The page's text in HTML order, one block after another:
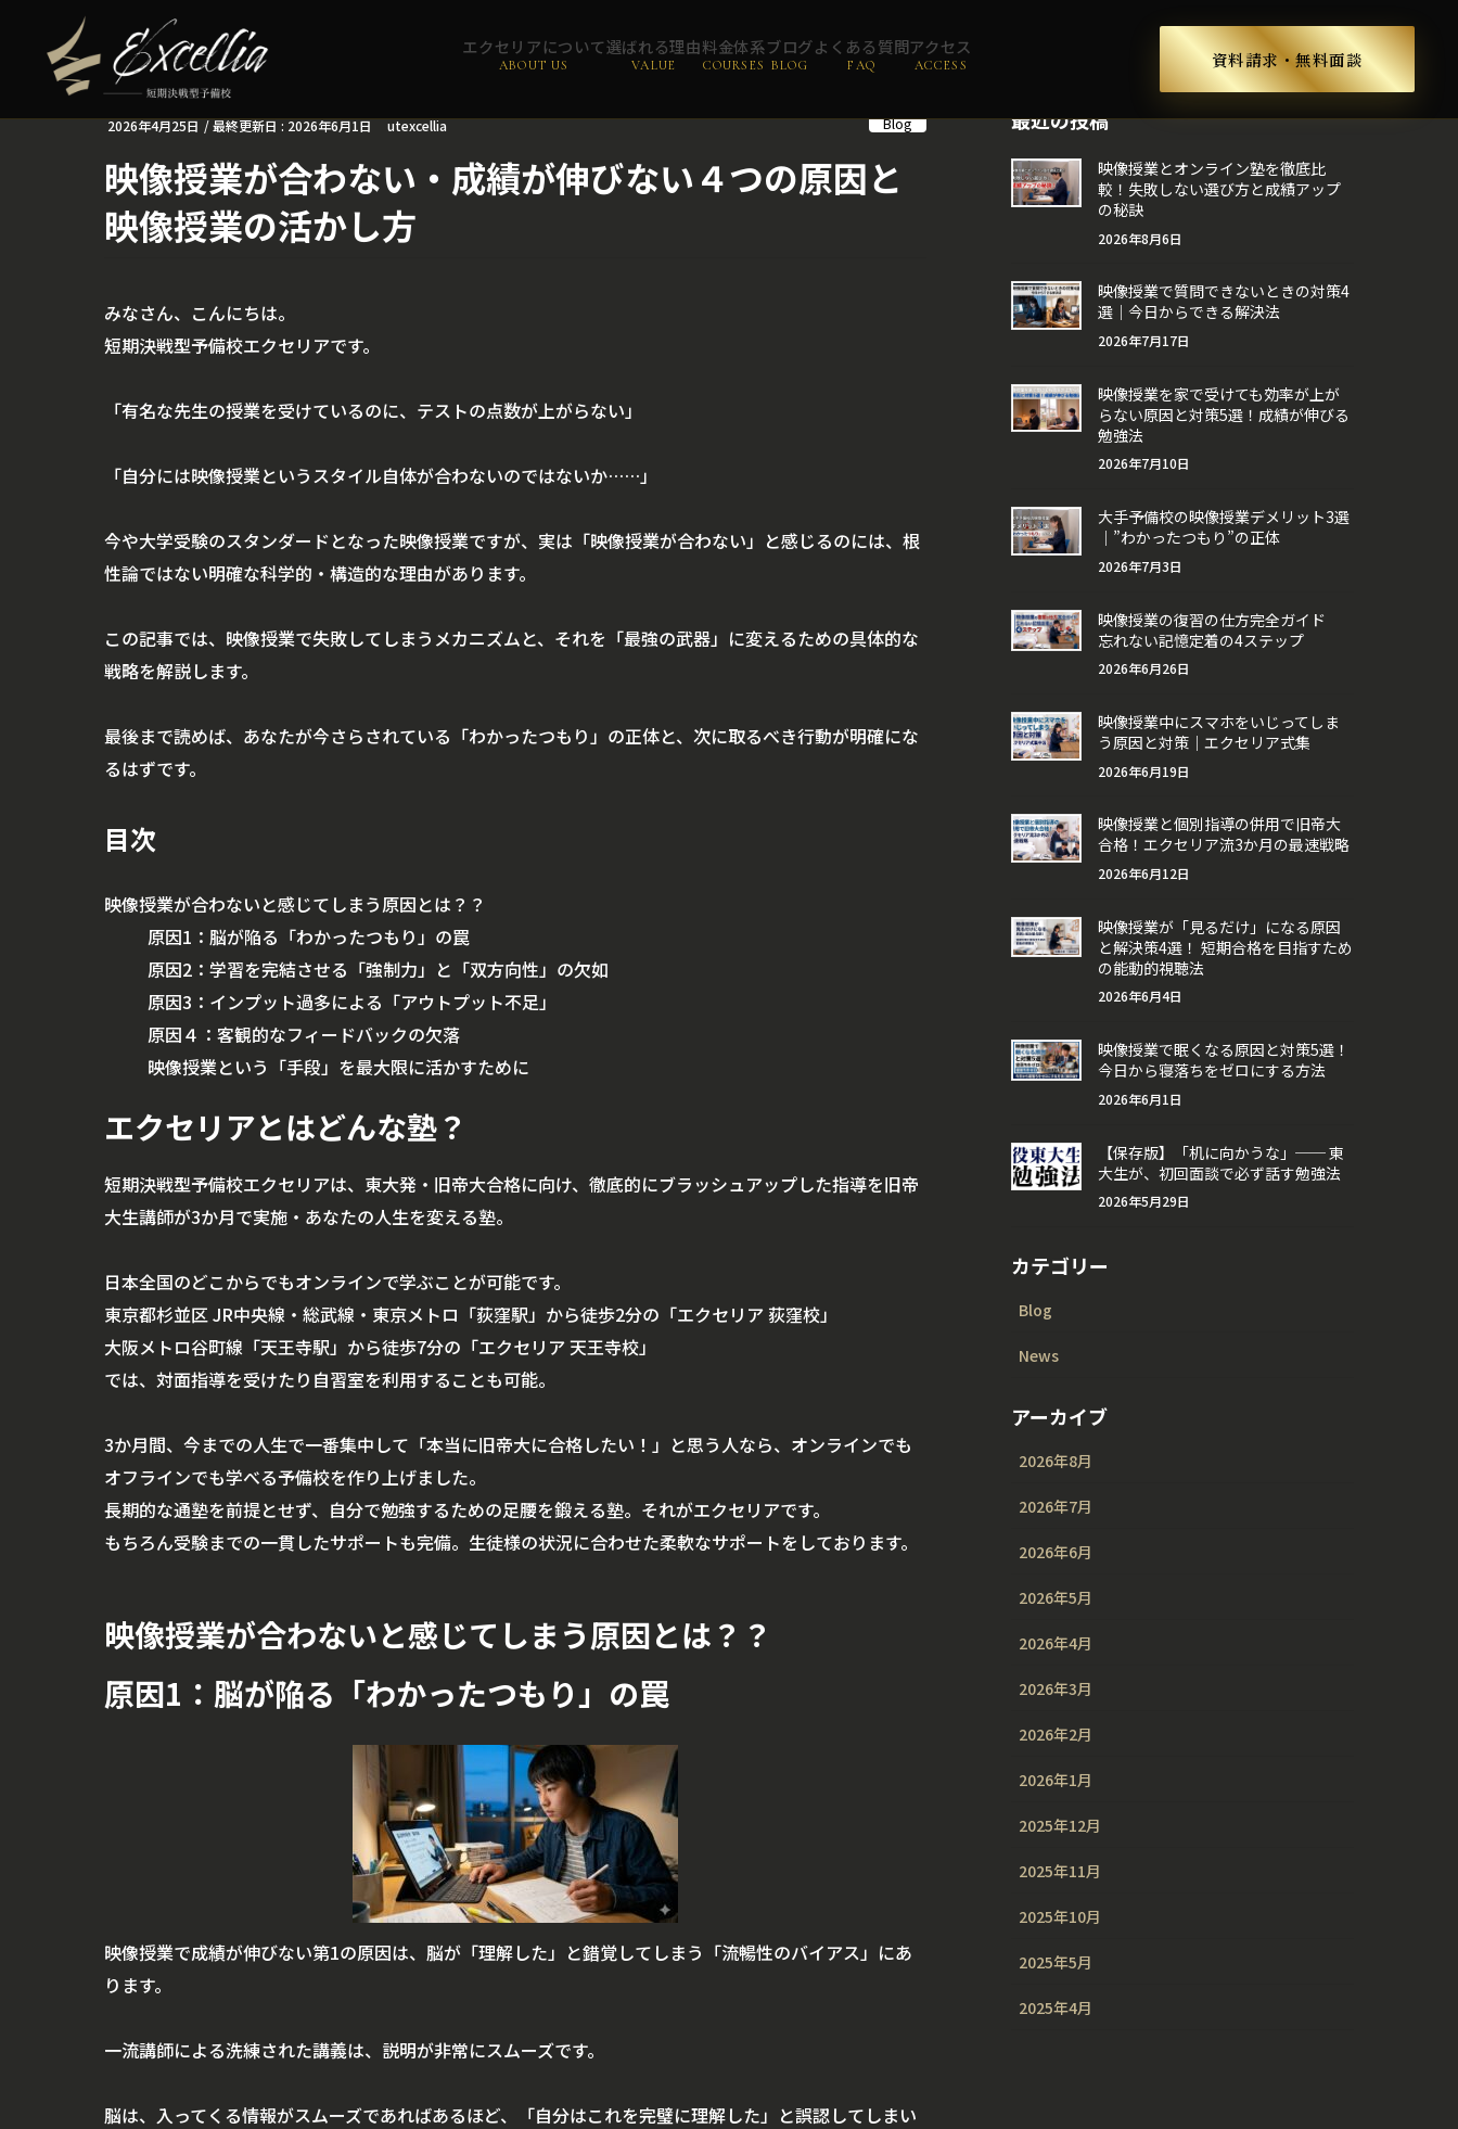
エクセリアについて
ABOUT US
選ばれる理由
VALUE
料金体系
COURSES
ブログ
BLOG
よくある質問
FAQ
アクセス
ACCESS 資料請求・無料面談
2026年4月25日 / 最終更新日 : 2026年6月1日 utexcellia Blog
映像授業が合わない・成績が伸びない４つの原因と
映像授業の活かし方
みなさん、こんにちは。
短期決戦型予備校エクセリアです。
「有名な先生の授業を受けているのに、テストの点数が上がらない」
「自分には映像授業というスタイル自体が合わないのではないか……」
今や大学受験のスタンダードとなった映像授業ですが、実は「映像授業が合わない」と感じるのには、根
性論ではない明確な科学的・構造的な理由があります。
この記事では、映像授業で失敗してしまうメカニズムと、それを「最強の武器」に変えるための具体的な
戦略を解説します。
最後まで読めば、あなたが今さらされている「わかったつもり」の正体と、次に取るべき行動が明確にな
るはずです。
目次
映像授業が合わないと感じてしまう原因とは？？
原因1：脳が陥る「わかったつもり」の罠
原因2：学習を完結させる「強制力」と「双方向性」の欠如
原因3：インプット過多による「アウトプット不足」
原因４：客観的なフィードバックの欠落
映像授業という「手段」を最大限に活かすために
エクセリアとはどんな塾？
短期決戦型予備校エクセリアは、東大発・旧帝大合格に向け、徹底的にブラッシュアップした指導を旧帝
大生講師が3か月で実施・あなたの人生を変える塾。
日本全国のどこからでもオンラインで学ぶことが可能です。
東京都杉並区 JR中央線・総武線・東京メトロ「荻窪駅」から徒歩2分の「エクセリア 荻窪校」
大阪メトロ谷町線「天王寺駅」から徒歩7分の「エクセリア 天王寺校」
では、対面指導を受けたり自習室を利用することも可能。
3か月間、今までの人生で一番集中して「本当に旧帝大に合格したい！」と思う人なら、オンラインでも
オフラインでも学べる予備校を作り上げました。
長期的な通塾を前提とせず、自分で勉強するための足腰を鍛える塾。それがエクセリアです。
もちろん受験までの一貫したサポートも完備。生徒様の状況に合わせた柔軟なサポートをしております。
映像授業が合わないと感じてしまう原因とは？？
原因1：脳が陥る「わかったつもり」の罠
映像授業で成績が伸びない第1の原因は、脳が「理解した」と錯覚してしまう「流暢性のバイアス」にあ
ります。
一流講師による洗練された講義は、説明が非常にスムーズです。
脳は、入ってくる情報がスムーズであればあるほど、「自分はこれを完璧に理解した」と誤認してしまい
最近の投稿
映像授業とオンライン塾を徹底比
較！失敗しない選び方と成績アップ
の秘訣
2026年8月6日
映像授業で質問できないときの対策4
選｜今日からできる解決法
2026年7月17日
映像授業を家で受けても効率が上が
らない原因と対策5選！成績が伸びる
勉強法
2026年7月10日
大手予備校の映像授業デメリット3選
｜”わかったつもり”の正体
2026年7月3日
映像授業の復習の仕方完全ガイド
忘れない記憶定着の4ステップ
2026年6月26日
映像授業中にスマホをいじってしま
う原因と対策｜エクセリア式集
2026年6月19日
映像授業と個別指導の併用で旧帝大
合格！エクセリア流3か月の最速戦略
2026年6月12日
映像授業が「見るだけ」になる原因
と解決策4選！ 短期合格を目指すため
の能動的視聴法
2026年6月4日
映像授業で眠くなる原因と対策5選！
今日から寝落ちをゼロにする方法
2026年6月1日
【保存版】「机に向かうな」── 東
大生が、初回面談で必ず話す勉強法
2026年5月29日
カテゴリー
Blog
News
アーカイブ
2026年8月
2026年7月
2026年6月
2026年5月
2026年4月
2026年3月
2026年2月
2026年1月
2025年12月
2025年11月
2025年10月
2025年5月
2025年4月